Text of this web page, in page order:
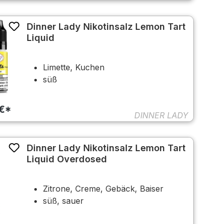
Dinner Lady Nikotinsalz Lemon Tart
Liquid
Limette, Kuchen
süß
DINNER LADY
Dinner Lady Nikotinsalz Lemon Tart
Liquid Overdosed
Zitrone, Creme, Gebäck, Baiser
süß, sauer